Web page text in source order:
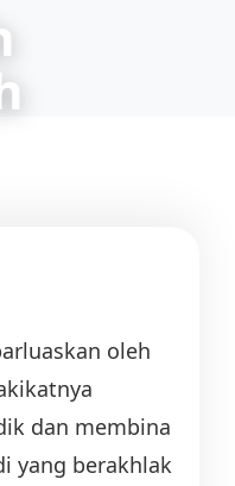
oleh
dan membina
yang berakhlak